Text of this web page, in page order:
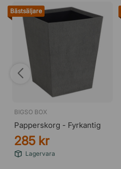
Bästsäljare
BIGSO BOX
Papperskorg - Fyrkantig
285 kr
Lagervara